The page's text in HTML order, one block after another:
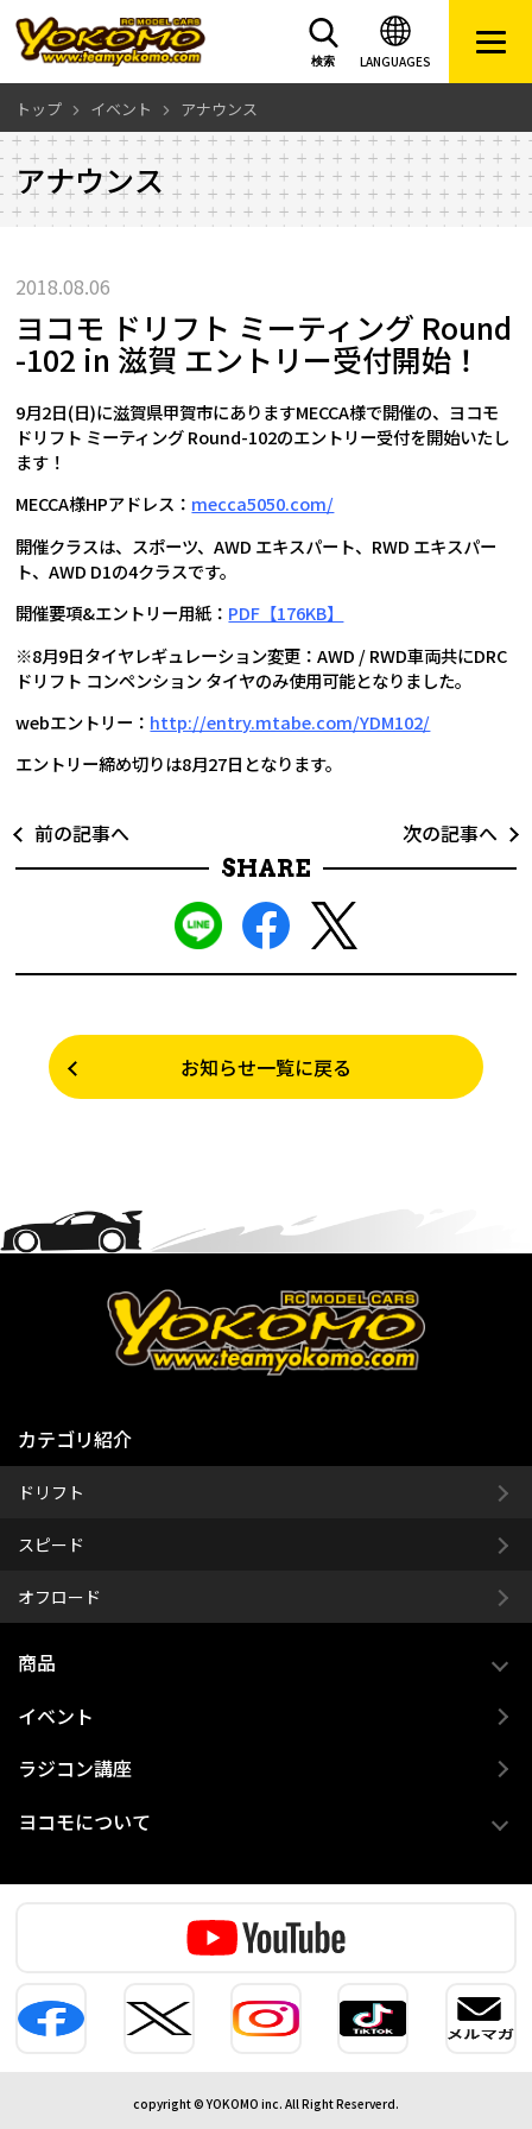
LANGUAGES
検索
トップ イベント アナウンス
アナウンス
2018.08.06
ヨコモ ドリフト ミーティング Round
-102 in 滋賀 エントリー受付開始！
9月2日(日)に滋賀県甲賀市にありますMECCA様で開催の、ヨコモ
ドリフト ミーティング Round-102のエントリー受付を開始いたし
ます！
MECCA様HPアドレス： mecca5050.com/
開催クラスは、スポーツ、AWD エキスパート、RWD エキスパー
ト、AWD D1の4クラスです。
開催要項&エントリー用紙： PDF【176KB】
※8月9日タイヤレギュレーション変更：AWD / RWD車両共にDRC
ドリフト コンペンション タイヤのみ使用可能となりました。
webエントリー： http://entry.mtabe.com/YDM102/
エントリー締め切りは8月27日となります。
前の記事へ
次の記事へ
SHARE
お知らせ一覧に戻る
カテゴリ紹介
ドリフト
スピード
オフロード
商品
イベント
ラジコン講座
ヨコモについて
copyright © YOKOMO inc. All Right Reserverd.